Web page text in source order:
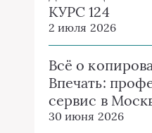
КУРС 124
2 июля 2026
Всё о
Впечать:
сервис в
30 июня 2026